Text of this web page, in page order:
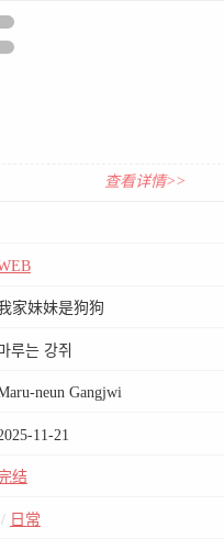
查看详情>>
家妹妹是狗狗
루는 강쥐
neun Gangjwi
11-21
结
/ 日常